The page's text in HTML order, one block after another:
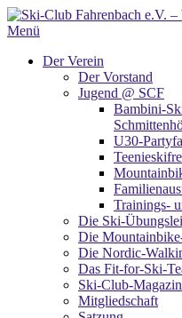
Zum
Inhalt
Menü
Der Verein
Der Vorstand
Jugend @ SCF
Bambini-
U30-
Trainings-
Die Ski-
Die
Die Nordic-
Das Fit-for-Ski-
Ski-Club-
Mitgliedschaft